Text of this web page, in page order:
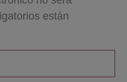
están